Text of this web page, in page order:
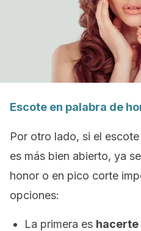
Escote en palabra de
Por otro lado, si el
es más bien abierto, ya
honor o en pico corte
opciones:
La primera es hacerte